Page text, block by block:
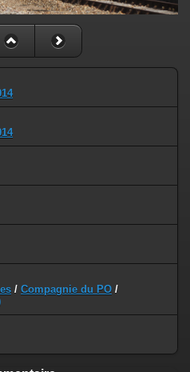
/ Compagnie du PO /